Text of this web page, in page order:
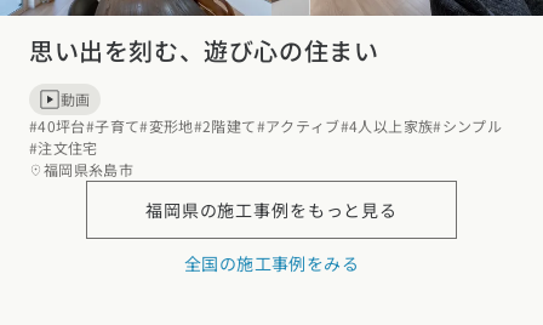
思い出を刻む、遊び心の住まい
動画
#40坪台#子育て#変形地#2階建て#アクティブ#4人以上家族#シンプル
#注文住宅
福岡県糸島市
福岡県の施工事例をもっと見る
全国の施工事例をみる